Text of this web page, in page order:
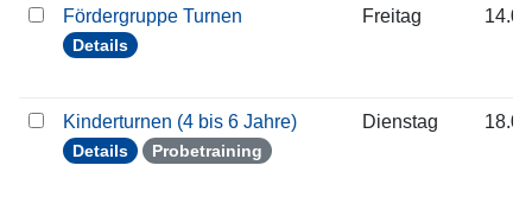
Fördergruppe Turnen
Details
Freitag
Kinderturnen (4 bis 6 Jahre)
Details Probetraining
Dienstag